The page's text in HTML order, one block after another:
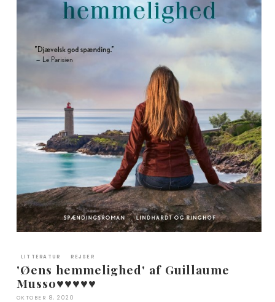
LITTERATUR REJSER
'Øens hemmelighed' af Guillaume
Musso♥︎♥︎♥︎♥︎♥︎
OKTOBER 8, 2020